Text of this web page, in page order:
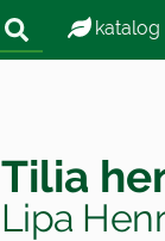
katalog
Tilia
Lipa